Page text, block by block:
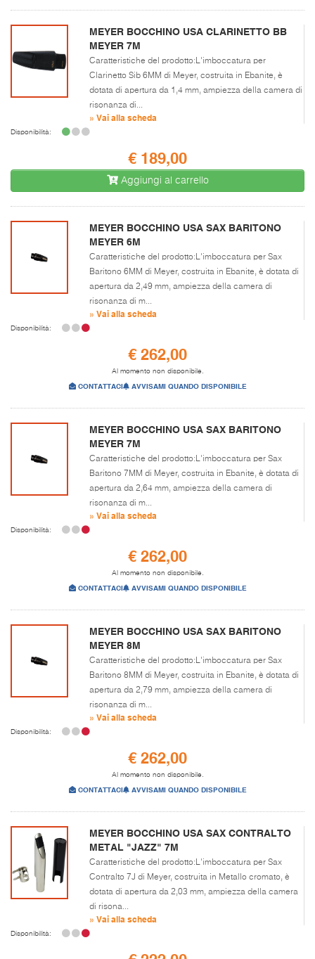
MEYER BOCCHINO USA CLARINETTO BB
MEYER 7M
Caratteristiche del prodotto:L'imboccatura per
Clarinetto Sib 6MM di Meyer, costruita in Ebanite, è
dotata di apertura da 1,4 mm, ampiezza della camera di
risonanza di...
» Vai alla scheda
Disponibilità:
€ 189,00
Aggiungi al carrello
MEYER BOCCHINO USA SAX BARITONO
MEYER 6M
Caratteristiche del prodotto:L'imboccatura per Sax
Baritono 6MM di Meyer, costruita in Ebanite, è dotata di
apertura da 2,49 mm, ampiezza della camera di
risonanza di m...
» Vai alla scheda
Disponibilità:
€ 262,00
Al momento non disponibile.
CONTATTACI AVVISAMI QUANDO DISPONIBILE
MEYER BOCCHINO USA SAX BARITONO
MEYER 7M
Caratteristiche del prodotto:L'imboccatura per Sax
Baritono 7MM di Meyer, costruita in Ebanite, è dotata di
apertura da 2,64 mm, ampiezza della camera di
risonanza di m...
» Vai alla scheda
Disponibilità:
€ 262,00
Al momento non disponibile.
CONTATTACI AVVISAMI QUANDO DISPONIBILE
MEYER BOCCHINO USA SAX BARITONO
MEYER 8M
Caratteristiche del prodotto:L'imboccatura per Sax
Baritono 8MM di Meyer, costruita in Ebanite, è dotata di
apertura da 2,79 mm, ampiezza della camera di
risonanza di m...
» Vai alla scheda
Disponibilità:
€ 262,00
Al momento non disponibile.
CONTATTACI AVVISAMI QUANDO DISPONIBILE
MEYER BOCCHINO USA SAX CONTRALTO
METAL "JAZZ" 7M
Caratteristiche del prodotto:L'imboccatura per Sax
Contralto 7J di Meyer, costruita in Metallo cromato, è
dotata di apertura da 2,03 mm, ampiezza della camera
di risona...
» Vai alla scheda
Disponibilità: